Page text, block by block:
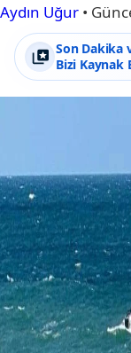
Aydın Uğur •
Son Dakika
Bizi Kaynak